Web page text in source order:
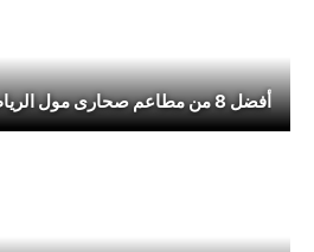
أفضل 8 من مطاعم صحارى مول الرياض لعام 2026